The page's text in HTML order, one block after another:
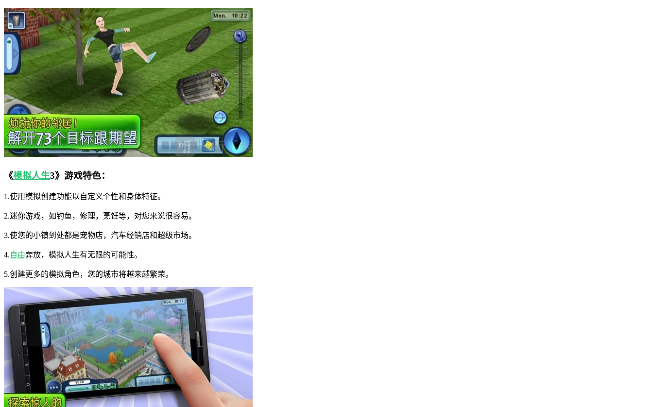
《模拟人生3》游戏特色：
1.使用模拟创建功能以自定义个性和身体特征。
2.迷你游戏，如钓鱼，修理，烹饪等，对您来说很容易。
3.使您的小镇到处都是宠物店，汽车经销店和超级市场。
4.自由奔放，模拟人生有无限的可能性。
5.创建更多的模拟角色，您的城市将越来越繁荣。